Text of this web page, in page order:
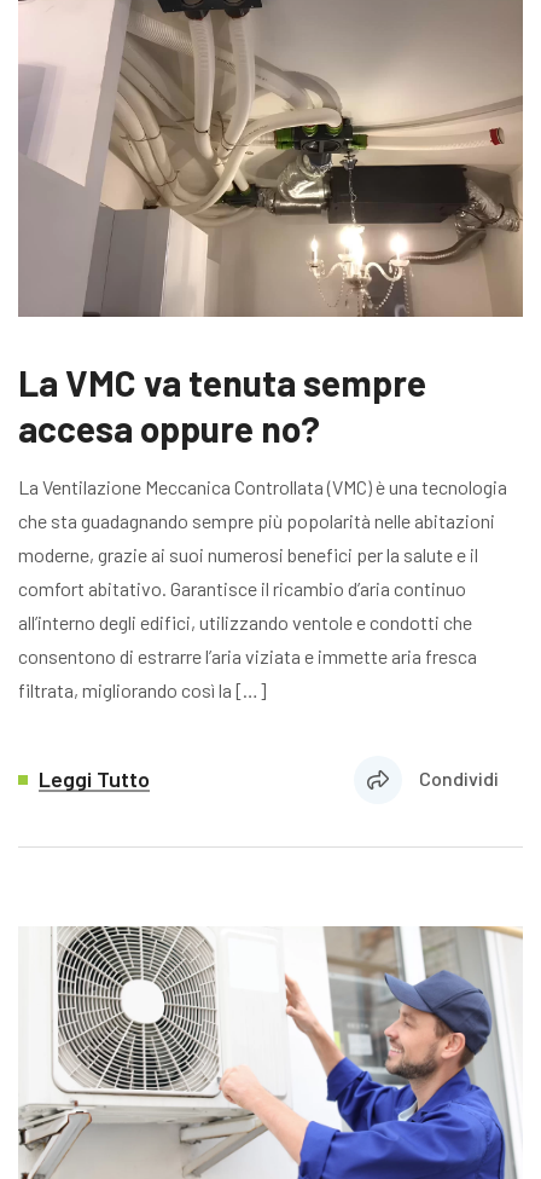
La VMC va tenuta sempre
accesa oppure no?
La Ventilazione Meccanica Controllata (VMC) è una tecnologia
che sta guadagnando sempre più popolarità nelle abitazioni
moderne, grazie ai suoi numerosi benefici per la salute e il
comfort abitativo. Garantisce il ricambio d’aria continuo
all’interno degli edifici, utilizzando ventole e condotti che
consentono di estrarre l’aria viziata e immette aria fresca
filtrata, migliorando così la […]
Leggi Tutto Condividi